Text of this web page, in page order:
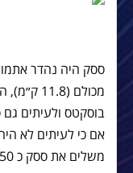
ססק היה נהדר
מכולם
בוסקטס ולעיתים גם
אם כי לעיתים לא
משלים את ססק כ 50-50.